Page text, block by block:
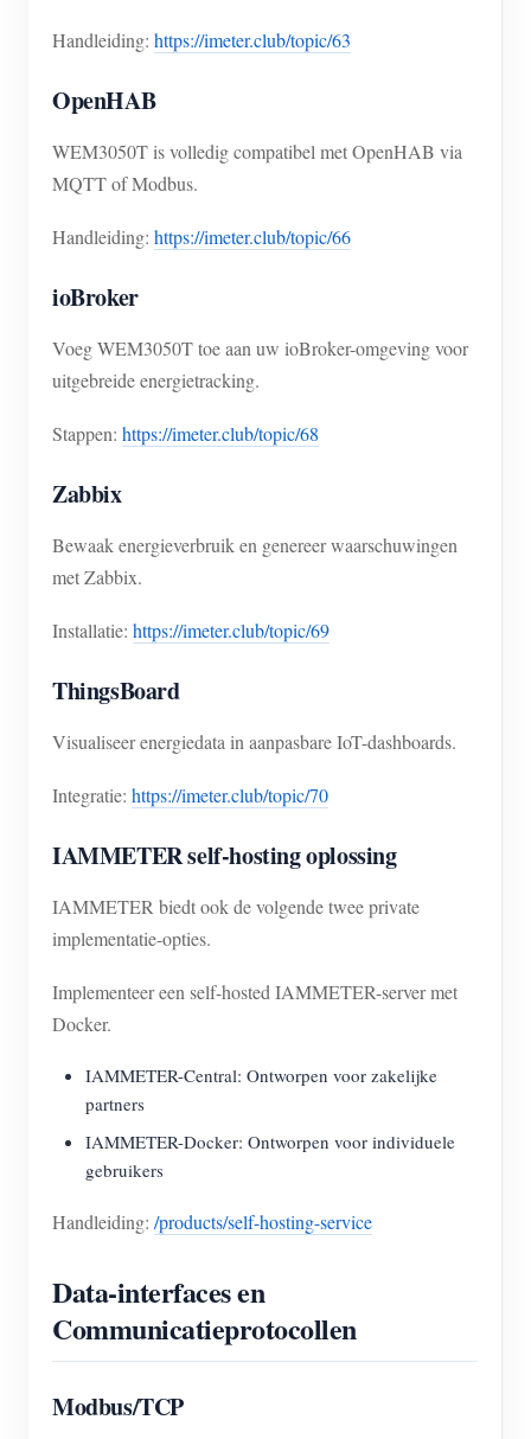
Handleiding: https://imeter.club/topic/63
OpenHAB
WEM3050T is volledig compatibel met OpenHAB via
MQTT of Modbus.
Handleiding: https://imeter.club/topic/66
ioBroker
Voeg WEM3050T toe aan uw ioBroker-omgeving voor
uitgebreide energietracking.
Stappen: https://imeter.club/topic/68
Zabbix
Bewaak energieverbruik en genereer waarschuwingen
met Zabbix.
Installatie: https://imeter.club/topic/69
ThingsBoard
Visualiseer energiedata in aanpasbare IoT-dashboards.
Integratie: https://imeter.club/topic/70
IAMMETER self-hosting oplossing
IAMMETER biedt ook de volgende twee private
implementatie-opties.
Implementeer een self-hosted IAMMETER-server met
Docker.
IAMMETER-Central: Ontworpen voor zakelijke
partners
IAMMETER-Docker: Ontworpen voor individuele
gebruikers
Handleiding: /products/self-hosting-service
Data-interfaces en
Communicatieprotocollen
Modbus/TCP